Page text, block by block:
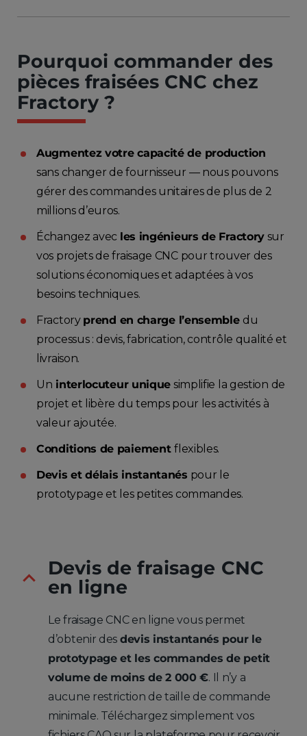
Pourquoi commander des
pièces fraisées CNC chez
Fractory ?
Augmentez votre capacité de production
sans changer de fournisseur — nous pouvons
gérer des commandes unitaires de plus de 2
millions d’euros.
Échangez avec les ingénieurs de Fractory sur
vos projets de fraisage CNC pour trouver des
solutions économiques et adaptées à vos
besoins techniques.
Fractory prend en charge l’ensemble du
processus : devis, fabrication, contrôle qualité et
livraison.
Un interlocuteur unique simplifie la gestion de
projet et libère du temps pour les activités à
valeur ajoutée.
Conditions de paiementflexibles.
Devis et délais instantanés pour le
prototypage et les petites commandes.
Devis de fraisage CNC
en ligne
Le fraisage CNC en ligne vous permet
d’obtenir des devis instantanés pour le
prototypage et les commandes de petit
volume de moins de 2 000 €. Il n’y a
aucune restriction de taille de commande
minimale. Téléchargez simplement vos